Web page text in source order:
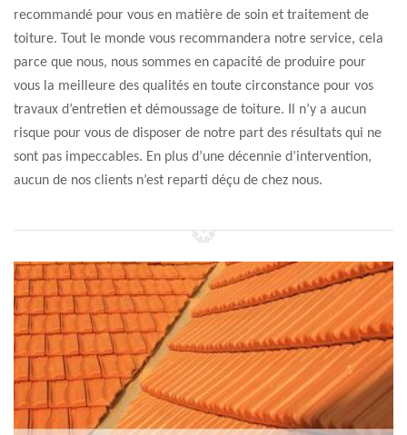
recommandé pour vous en matière de soin et traitement de
toiture. Tout le monde vous recommandera notre service, cela
parce que nous, nous sommes en capacité de produire pour
vous la meilleure des qualités en toute circonstance pour vos
travaux d’entretien et démoussage de toiture. Il n’y a aucun
risque pour vous de disposer de notre part des résultats qui ne
sont pas impeccables. En plus d’une décennie d’intervention,
aucun de nos clients n’est reparti déçu de chez nous.